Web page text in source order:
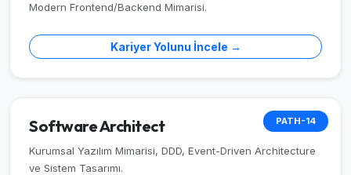
Modern Frontend/Backend Mimarisi.
Kariyer Yolunu İncele →
PATH-14
Software Architect
Kurumsal Yazılım Mimarisi, DDD, Event-Driven Architecture
ve Sistem Tasarımı.